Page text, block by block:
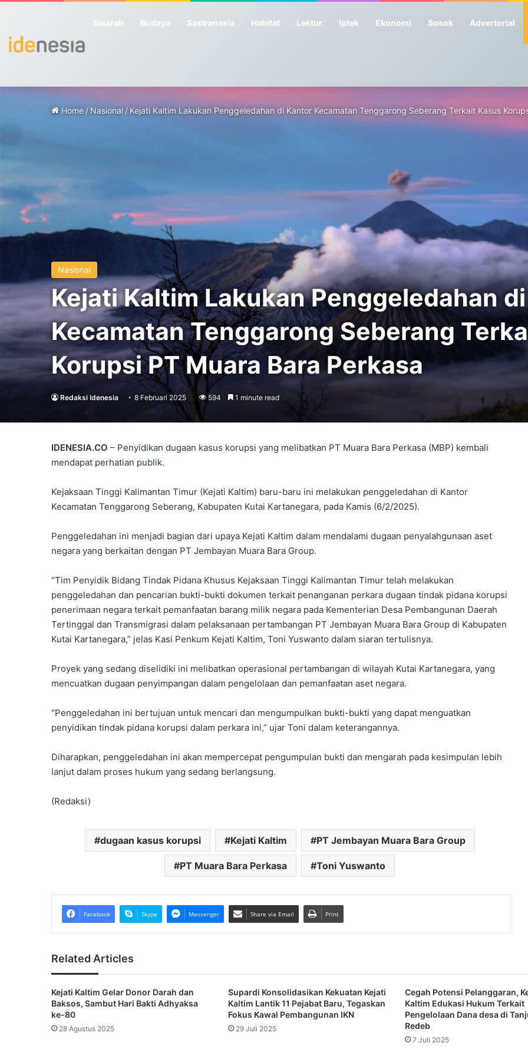
Sejarah Budaya Sastranesia Habitat Lektur Iptek Ekonomi Sosok Advertorial
Home /Nasional /Kejati Kaltim Lakukan Penggeledahan di Kantor Kecamatan Tenggarong Seberang Terkait Kasus
Nasional
Kejati Kaltim Lakukan Penggeledahan
Kecamatan Tenggarong Seberang
Korupsi PT Muara Bara Perkasa
Redaksi Idenesia 8 Februari 2025 594 1 minute read
IDENESIA.CO – Penyidikan dugaan kasus korupsi yang melibatkan PT Muara Bara Perkasa (MBP) kembali
mendapat perhatian publik.
Kejaksaan Tinggi Kalimantan Timur (Kejati Kaltim) baru-baru ini melakukan penggeledahan di Kantor
Kecamatan Tenggarong Seberang, Kabupaten Kutai Kartanegara, pada Kamis (6/2/2025).
Penggeledahan ini menjadi bagian dari upaya Kejati Kaltim dalam mendalami dugaan penyalahgunaan aset
negara yang berkaitan dengan PT Jembayan Muara Bara Group.
“Tim Penyidik Bidang Tindak Pidana Khusus Kejaksaan Tinggi Kalimantan Timur telah melakukan
penggeledahan dan pencarian bukti-bukti dokumen terkait penanganan perkara dugaan tindak pidana korupsi
penerimaan negara terkait pemanfaatan barang milik negara pada Kementerian Desa Pembangunan Daerah
Tertinggal dan Transmigrasi dalam pelaksanaan pertambangan PT Jembayan Muara Bara Group di Kabupaten
Kutai Kartanegara,” jelas Kasi Penkum Kejati Kaltim, Toni Yuswanto dalam siaran tertulisnya.
Proyek yang sedang diselidiki ini melibatkan operasional pertambangan di wilayah Kutai Kartanegara, yang
mencuatkan dugaan penyimpangan dalam pengelolaan dan pemanfaatan aset negara.
“Penggeledahan ini bertujuan untuk mencari dan mengumpulkan bukti-bukti yang dapat menguatkan
penyidikan tindak pidana korupsi dalam perkara ini,” ujar Toni dalam keterangannya.
Diharapkan, penggeledahan ini akan mempercepat pengumpulan bukti dan mengarah pada kesimpulan lebih
lanjut dalam proses hukum yang sedang berlangsung.
(Redaksi)
dugaan kasus korupsi Kejati Kaltim PT Jembayan Muara Bara Group
PT Muara Bara Perkasa Toni Yuswanto
Facebook Skype Messenger Share via Email Print
Related Articles
Kejati Kaltim Gelar Donor Darah dan
Baksos, Sambut Hari Bakti Adhyaksa
ke-80
28 Agustus 2025
Supardi Konsolidasikan Kekuatan Kejati
Kaltim Lantik 11 Pejabat Baru, Tegaskan
Fokus Kawal Pembangunan IKN
29 Juli 2025
Cegah Potensi Pelanggaran,
Kaltim Edukasi Hukum Terkait
Pengelolaan Dana desa di
Redeb
7 Juli 2025